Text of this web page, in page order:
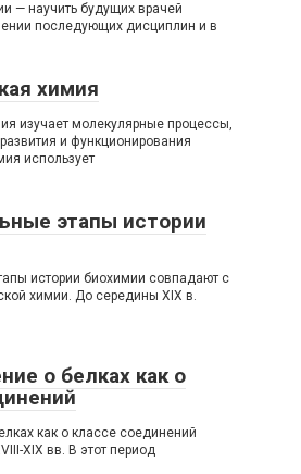
— научить будущих врачей
последующих дисциплин и в
химия
изучает молекулярные процессы,
и функционирования
использует
этапы истории
истории биохимии совпадают с
химии. До середины XIX в.
о белках как о
как о классе соединений
XIX вв. В этот период